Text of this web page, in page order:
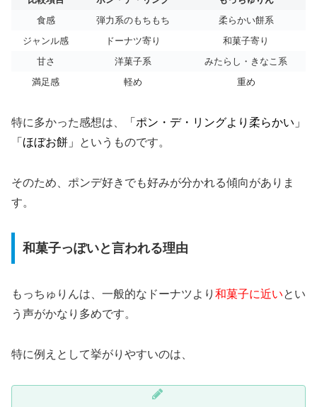
食感
弾力系のもちもち
柔らかい餅系
ジャンル感
ドーナツ寄り
和菓子寄り
甘さ
洋菓子系
みたらし・きなこ系
満足感
軽め 重め
特に多かった感想は、
「ポン・デ・リングより柔らかい」
「ほぼお餅」
というものです。
そのため、ポンデ好きでも好みが分かれる傾向がありま
す。
和菓子っぽいと言われる理由
もっちゅりんは、一般的なドーナツより 和菓子に近いとい
う声がかなり多めです。
特に例えとして挙がりやすいのは、